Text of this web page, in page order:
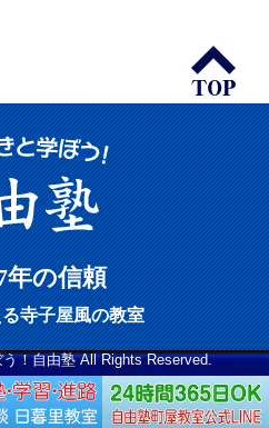
年の信頼
寺子屋風の教室
！自由塾 All Rights Reserved.